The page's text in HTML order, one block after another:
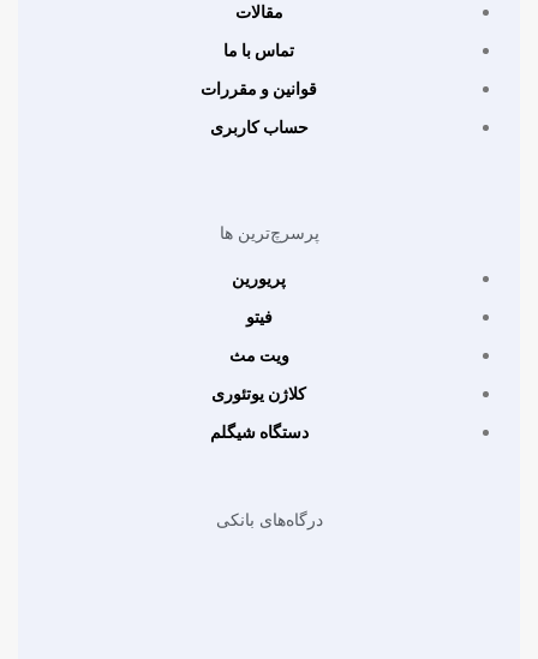
مقالات
تماس با ما
قوانین و مقررات
حساب کاربری
پرسرچ‌ترین ها
پریورین
فیتو
ویت مث
کلاژن یوتئوری
دستگاه شیگلم
درگاه‌های بانکی